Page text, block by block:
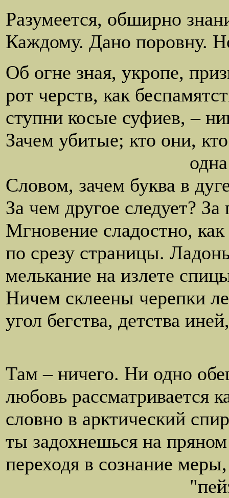
Разумеется, обширно
Каждому. Дано поровну.
Об огне зная, укропе,
рот черств, как
ступни косые суфиев, –
Зачем убитые; кто они,
одна
Словом, зачем буква в
За чем другое следует?
Мгновение сладостно,
по срезу страницы.
мелькание на излете
Ничем склеены черепки
угол бегства, детства
Там – ничего. Ни одно
любовь рассматривается
словно в арктический
ты задохнешься на
переходя в сознание
"пейзаж